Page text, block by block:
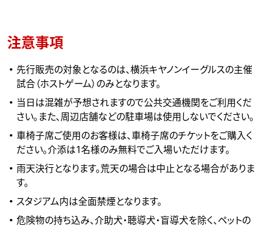
注意事項
先行販売の対象となるのは、横浜キヤノンイーグルスの主催
試合（ホストゲーム）のみとなります。
当日は混雑が予想されますので公共交通機関をご利用くだ
さい。また、周辺店舗などの駐車場は使用しないでください。
車椅子席ご使用のお客様は、車椅子席のチケットをご購入く
ださい。介添は1名様のみ無料でご入場いただけます。
雨天決行となります。荒天の場合は中止となる場合がありま
す。
スタジアム内は全面禁煙となります。
危険物の持ち込み、介助犬・聴導犬・盲導犬を除く、ペットの